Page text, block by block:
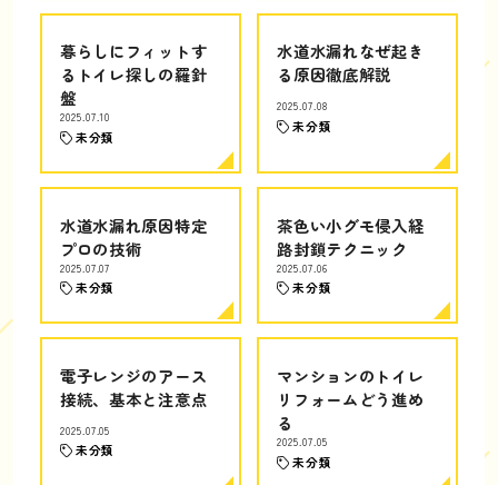
暮らしにフィットす
るトイレ探しの羅針
盤
2025.07.10
未分類
水道水漏れなぜ起き
る原因徹底解説
2025.07.08
未分類
水道水漏れ原因特定
プロの技術
2025.07.07
未分類
茶色い小グモ侵入経
路封鎖テクニック
2025.07.06
未分類
電子レンジのアース
接続、基本と注意点
2025.07.05
未分類
マンションのトイレ
リフォームどう進め
る
2025.07.05
未分類